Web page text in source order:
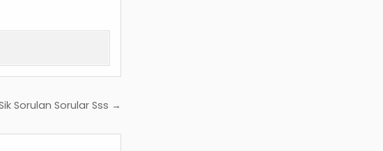
Sorulan Sorular Sss →